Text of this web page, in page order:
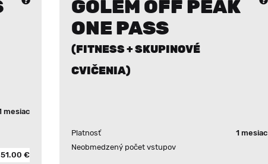
mesiac
51.00 €
GOLEM OFF PEAK
ONE PASS
(FITNESS + SKUPINOVÉ
CVIČENIA)
Platnosť
1 mesiac
Neobmedzený počet vstupov